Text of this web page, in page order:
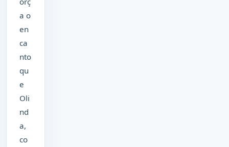
a o
en
ca
nto
qu
e
Oli
nd
a,
co